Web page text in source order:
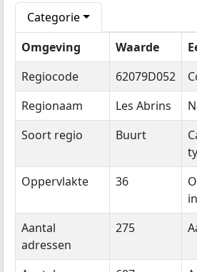
Categorie
Omgeving
Waarde
Regiocode
62079D052
Regionaam
Les Abrins
Soort regio
Buurt
Oppervlakte 36
Aantal
adressen
275